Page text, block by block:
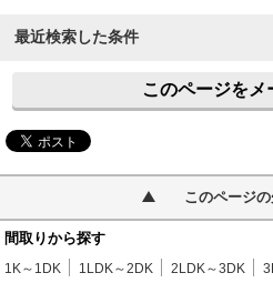
最近検索した条件
このページをメ
このページ
間取りから探す
1K～1DK 1LDK～2DK 2LDK～3DK